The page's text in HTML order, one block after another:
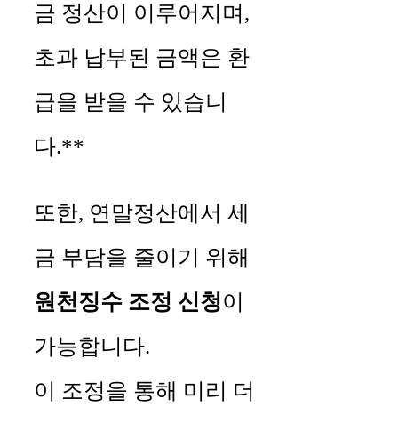
금 정산이 이루어지며,
초과 납부된 금액은 환
급을 받을 수 있습니
다.**
또한, 연말정산에서 세
금 부담을 줄이기 위해
원천징수 조정 신청이
가능합니다.
이 조정을 통해 미리 더